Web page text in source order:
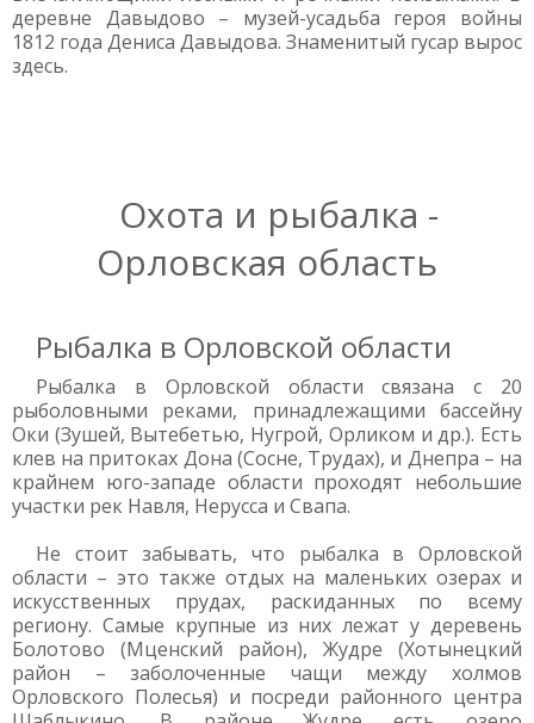
деревне Давыдово – музей-усадьба героя войны
1812 года Дениса Давыдова. Знаменитый гусар вырос
здесь.
Охота и рыбалка -
Орловская область
Рыбалка в Орловской области
Рыбалка в Орловской области связана с 20
рыболовными реками, принадлежащими бассейну
Оки (Зушей, Вытебетью, Нугрой, Орликом и др.). Есть
клев на притоках Дона (Сосне, Трудах), и Днепра – на
крайнем юго-западе области проходят небольшие
участки рек Навля, Нерусса и Свапа.
Не стоит забывать, что рыбалка в Орловской
области – это также отдых на маленьких озерах и
искусственных прудах, раскиданных по всему
региону. Самые крупные из них лежат у деревень
Болотово (Мценский район), Жудре (Хотынецкий
район – заболоченные чащи между холмов
Орловского Полесья) и посреди районного центра